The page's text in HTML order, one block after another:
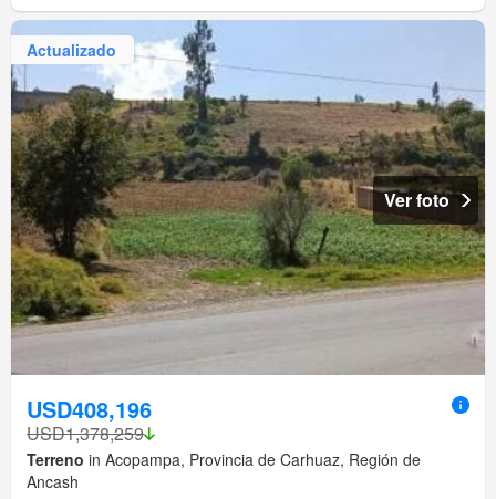
Actualizado
Ver foto
USD408,196
USD1,378,259
Terreno in Acopampa, Provincia de Carhuaz, Región de
Ancash